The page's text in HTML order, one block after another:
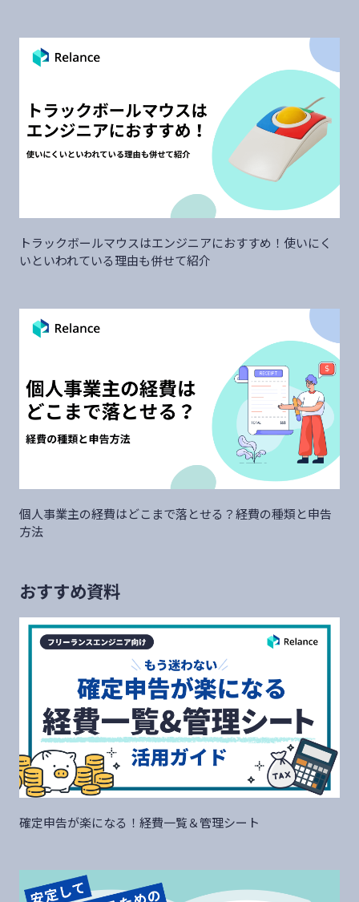
トラックボールマウスはエンジニアにおすすめ！使いにく
いといわれている理由も併せて紹介
個人事業主の経費はどこまで落とせる？経費の種類と申告
方法
おすすめ資料
確定申告が楽になる！経費一覧＆管理シート